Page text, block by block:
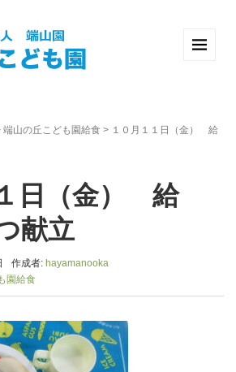
端山の丘こども園給食 > １０月１１日（金） 給
日（金） 給
献立
作成者: hayamanooka
園給食